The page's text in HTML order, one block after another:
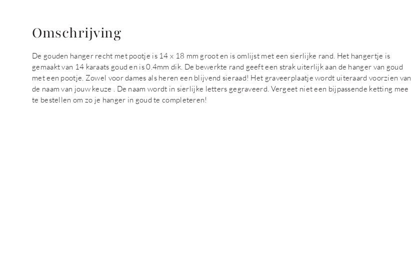
Omschrijving
De gouden hanger recht met pootje is 14 x 18 mm groot en is omlijst met een sierlijke rand. Het hangertje is
gemaakt van 14 karaats goud en is 0.4mm dik. De bewerkte rand geeft een strak uiterlijk aan de hanger van goud
met een pootje. Zowel voor dames als heren een blijvend sieraad! Het graveerplaatje wordt uiteraard voorzien van
de naam van jouw keuze . De naam wordt in sierlijke letters gegraveerd. Vergeet niet een bijpassende ketting mee
te bestellen om zo je hanger in goud te completeren!